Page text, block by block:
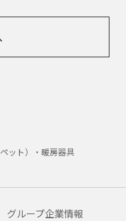
ット）・暖房器具
グループ企業情報